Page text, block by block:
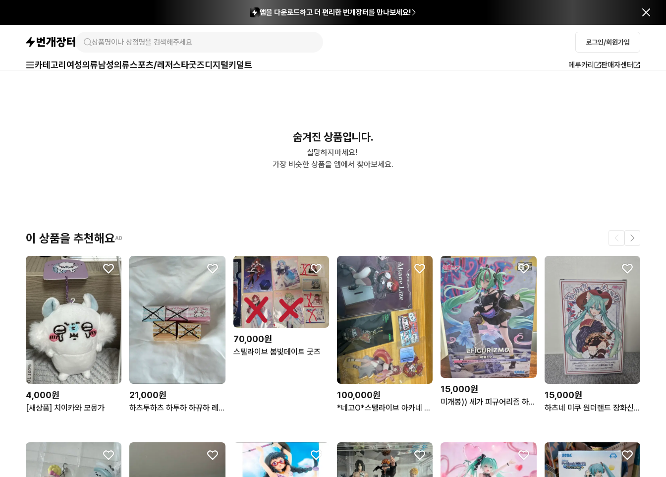
앱을 다운로드하고 더 편리한 번개장터를 만나보세요!
로그인/회원가입
카테고리 여성의류남성의류스포츠/레저스타굿즈디지털키덜트 메루카리 판매자센터
숨겨진 상품입니다.
실망하지마세요!
가장 비슷한 상품을 앱에서 찾아보세요.
이 상품을 추천해요AD
4,000원
[새상품] 치이카와 모몽가
21,000원
하츠투하츠 하투하 하뀨하 레몬탱 팝업 픽업 피규어 히퍼
70,000원
스텔라이브 봄빛데이트 굿즈
100,000원
*네고O*스텔라이브 아카네 리제 굿즈 일괄
15,000원
미개봉)) 세가 피규어리즘 하츠네 미쿠 펑크버전 피규어
15,000원
하츠네 미쿠 원더랜드 장화신은 고양이 피규어